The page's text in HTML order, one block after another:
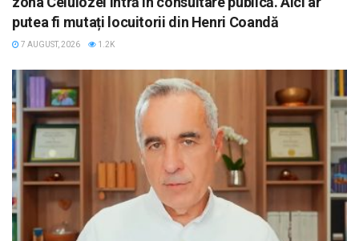
putea fi mutați locuitorii din Henri Coandă
7 AUGUST, 2026 1.2K